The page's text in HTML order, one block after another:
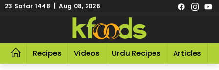
23 Safar 1448 | Aug 08, 2026
Recipes Videos Urdu Recipes Articles